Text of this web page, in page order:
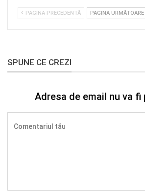
PAGINA PRECEDENTĂ PAGINA URMĂTOARE
SPUNE CE CREZI
Adresa de email nu va fi